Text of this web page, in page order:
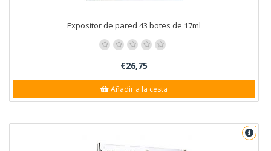
Expositor de pared 43 botes de 17ml
€26,75
Añadir a la cesta